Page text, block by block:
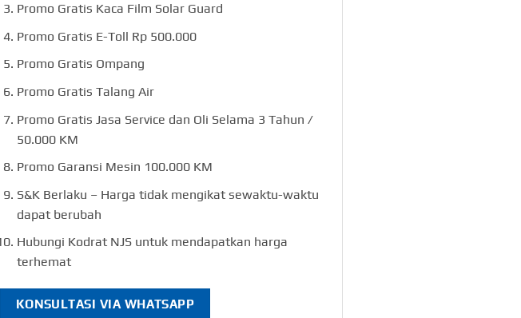
Promo Gratis Kaca Film Solar Guard
Promo Gratis E-Toll Rp 500.000
Promo Gratis Ompang
Promo Gratis Talang Air
Promo Gratis Jasa Service dan Oli Selama 3 Tahun /
50.000 KM
Promo Garansi Mesin 100.000 KM
S&K Berlaku – Harga tidak mengikat sewaktu-waktu
dapat berubah
Hubungi Kodrat NJS untuk mendapatkan harga
terhemat
KONSULTASI VIA WHATSAPP